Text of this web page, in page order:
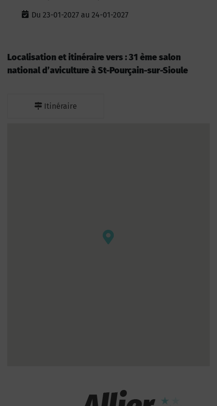
Du 23-01-2027 au 24-01-2027
Localisation et itinéraire vers : 31 ème salon
national d’aviculture à St-Pourçain-sur-Sioule
Itinéraire